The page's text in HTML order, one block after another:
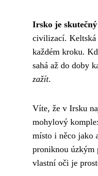
Irsko je
civilizací. Keltská
každém kroku.
sahá až do doby
zažít.
Víte, že v Irsku
mohylový
místo i něco jako
proniknou úzkým
vlastní oči je